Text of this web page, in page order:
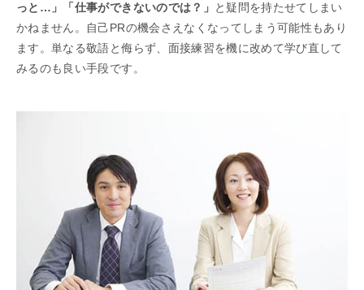
っと…」「仕事ができないのでは？」 と疑問を持たせてしまい
かねません。自己PRの機会さえなくなってしまう可能性もあり
ます。単なる敬語と侮らず、面接練習を機に改めて学び直して
みるのも良い手段です。